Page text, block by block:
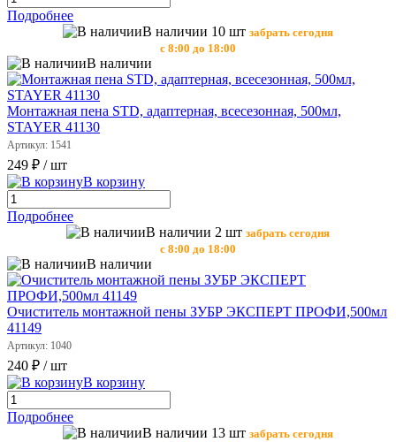
Подробнее
В наличии 10 шт забрать сегодня
с 8:00 до 18:00
В наличии
Монтажная пена STD, адаптерная, всесезонная, 500мл,
STAYER 41130
Артикул: 1541
249 ₽ / шт
В корзину
Подробнее
В наличии 2 шт забрать сегодня
с 8:00 до 18:00
В наличии
Очиститель монтажной пены ЗУБР ЭКСПЕРТ ПРОФИ,500мл
41149
Артикул: 1040
240 ₽ / шт
В корзину
Подробнее
В наличии 13 шт забрать сегодня